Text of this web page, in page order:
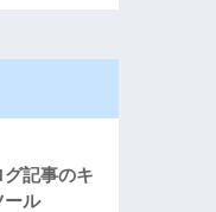
記事のキ
ール